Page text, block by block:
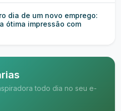
dia de um novo emprego:
ótima impressão com
todo dia no seu e-